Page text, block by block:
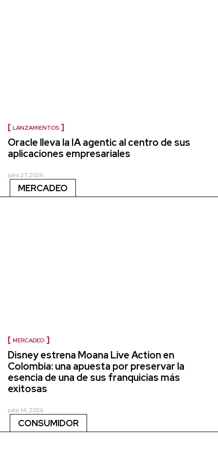
LANZAMIENTOS
Oracle lleva la IA agentic al centro de sus
aplicaciones empresariales
julio 27, 2026
MERCADEO
MERCADEO
Disney estrena Moana Live Action en
Colombia: una apuesta por preservar la
esencia de una de sus franquicias más
exitosas
julio 14, 2026
CONSUMIDOR